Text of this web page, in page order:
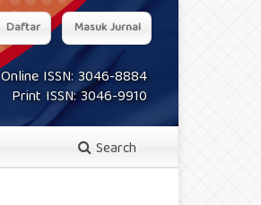
Online ISSN: 3046-8884
Print ISSN: 3046-9910
Search
Daftar Masuk Jurnal